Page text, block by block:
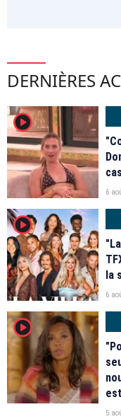
DERNIÈRES
player2
6
player2
la
6
player2
5